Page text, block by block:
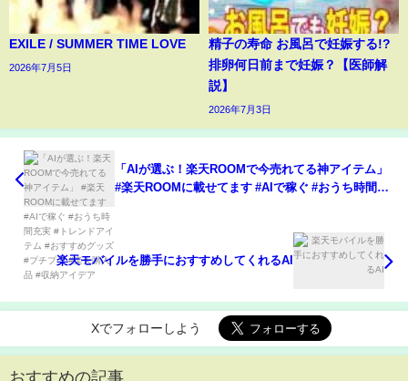
EXILE / SUMMER TIME LOVE
2026年7月5日
精子の寿命 お風呂で妊娠する!?
排卵何日前まで妊娠？【医師解
説】
2026年7月3日
「AIが選ぶ！楽天ROOMで今売れてる神アイテム」
#楽天ROOMに載せてます #AIで稼ぐ #おうち時間充
楽天モバイルを勝手におすすめしてくれるAI
Xでフォローしよう
おすすめの記事